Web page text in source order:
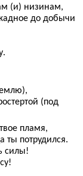
(и) низинам,
до добычи
(под
пламя,
ты потрудился.
силы!